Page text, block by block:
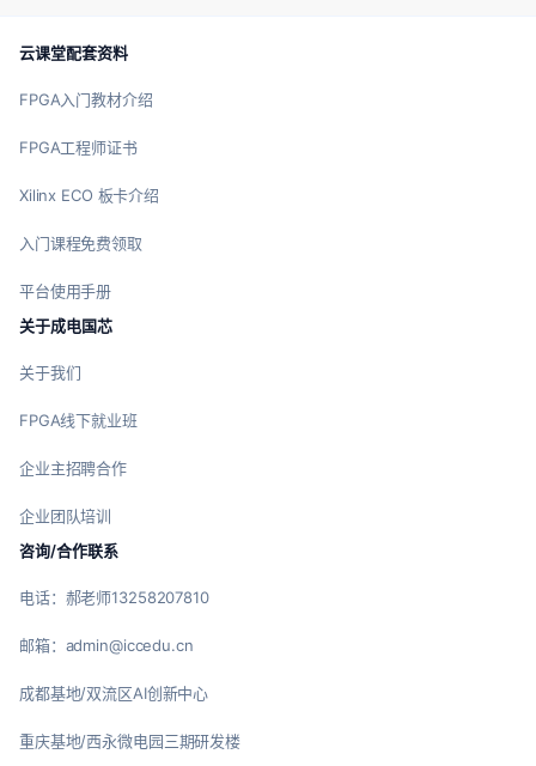
云课堂配套资料
FPGA入门教材介绍
FPGA工程师证书
Xilinx ECO 板卡介绍
入门课程免费领取
平台使用手册
关于成电国芯
关于我们
FPGA线下就业班
企业主招聘合作
企业团队培训
咨询/合作联系
电话：郝老师13258207810
邮箱：admin@iccedu.cn
成都基地/双流区AI创新中心
重庆基地/西永微电园三期研发楼